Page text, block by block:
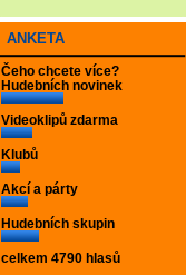
ANKETA
Čeho chcete více?
Hudebních novinek
Videoklipů zdarma
Klubů
Akcí a párty
Hudebních skupin
celkem 4790 hlasů